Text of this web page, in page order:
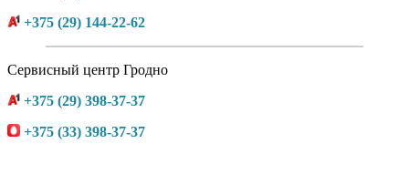
+375 (29) 144-22-62
Сервисный центр Гродно
+375 (29) 398-37-37
+375 (33) 398-37-37